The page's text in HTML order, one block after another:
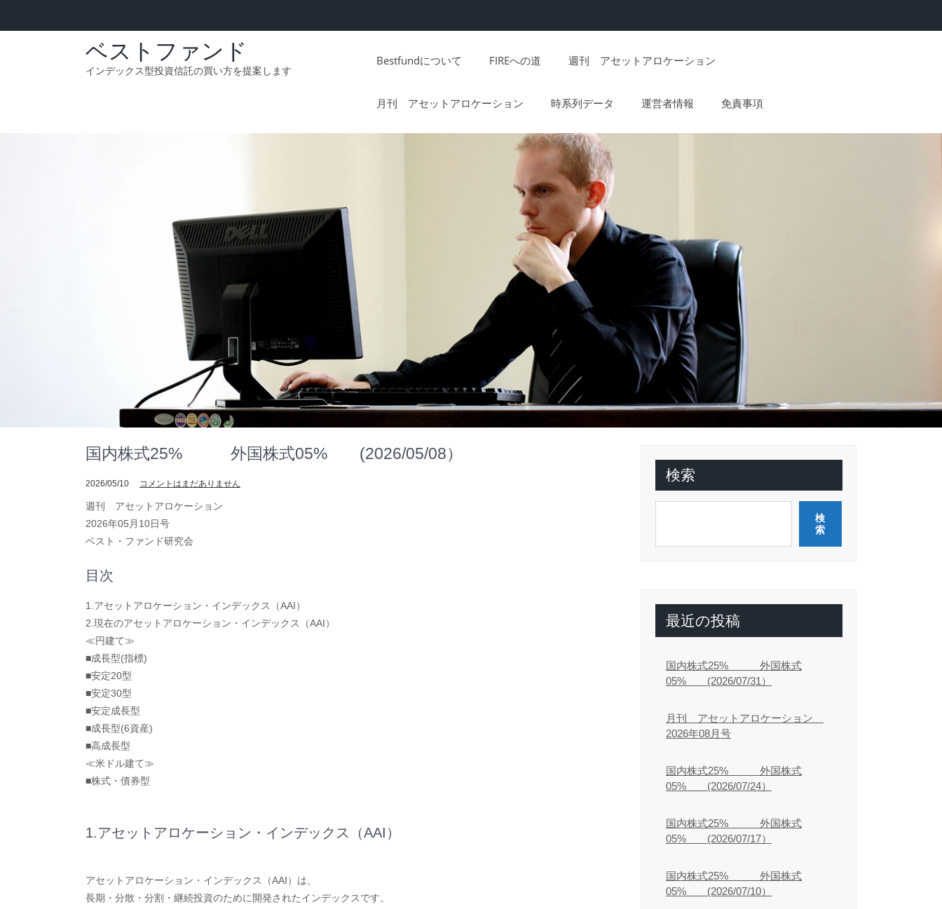
content
Bestfundについて FIREへの道 週刊 アセットアロケーション
月刊 アセットアロケーション 時系列データ 運営者情報 免責事項
ベストファンド
インデックス型投資信託の買い方を提案します
国内株式25% 外国株式05% (2026/05/08）
2026/05/10 コメントはまだありません
週刊 アセットアロケーション
2026年05月10日号
ベスト・ファンド研究会
目次
1.アセットアロケーション・インデックス（AAI）
2.現在のアセットアロケーション・インデックス（AAI）
≪円建て≫
■成長型(指標)
■安定20型
■安定30型
■安定成長型
■成長型(6資産)
■高成長型
≪米ドル建て≫
■株式・債券型
1.アセットアロケーション・インデックス（AAI）
アセットアロケーション・インデックス（AAI）は、
長期・分散・分割・継続投資のために開発されたインデックスです。
検索
検
索
最近の投稿
国内株式25% 外国株式
05% (2026/07/31）
月刊 アセットアロケーション
2026年08月号
国内株式25% 外国株式
05% (2026/07/24）
国内株式25% 外国株式
05% (2026/07/17）
国内株式25% 外国株式
05% (2026/07/10）